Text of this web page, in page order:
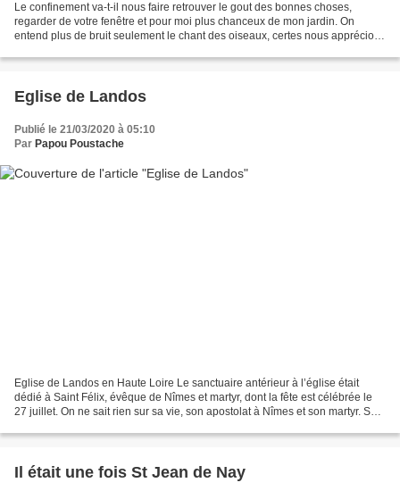
Le confinement va-t-il nous faire retrouver le gout des bonnes choses,
regarder de votre fenêtre et pour moi plus chanceux de mon jardin. On
entend plus de bruit seulement le chant des oiseaux, certes nous apprécions
Eglise de Landos
Publié le 21/03/2020 à 05:10
Par Papou Poustache
Eglise de Landos en Haute Loire Le sanctuaire antérieur à l’église était
dédié à Saint Félix, évêque de Nîmes et martyr, dont la fête est célébrée le
27 juillet. On ne sait rien sur sa vie, son apostolat à Nîmes et son martyr. Son
Il était une fois St Jean de Nay